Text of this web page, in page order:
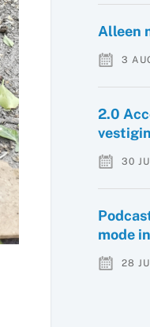
Alleen
3
2.0
30
mode
28